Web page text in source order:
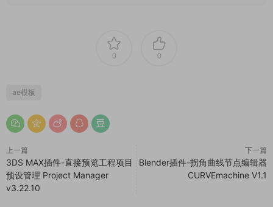
0 0
ae模板
上一篇
3DS MAX插件-直接预览工程项目
预设管理 Project Manager
v3.22.10
下一篇
Blender插件-拐角曲线节点编辑器
CURVEmachine V1.1